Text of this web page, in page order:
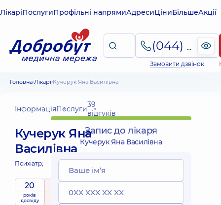
ЛікаріПослугиПрофільні напрямиАдресиЦіниБільшеАкції
(044) 495-2-888
Замовити дзвінок
Головна Лікарі Кучерук Яна Василівна
ІнформаціяПослуги39
відгуків
Кучерук Яна
Василівна
Психіатр;
20
років
досвіду
рейтингна підставі
Запис до лікаря
Кучерук Яна Василівна